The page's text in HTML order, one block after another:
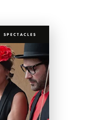
SPECTACLES